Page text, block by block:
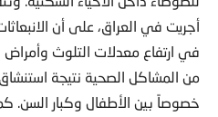
أجريت في العراق، على أن
في ارتفاع معدلات التلوث وأمراض
من المشاكل الصحية نتيجة استنشاق
خصوصاً بين الأطفال وكبار السن.